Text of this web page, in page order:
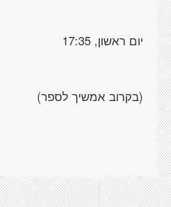
יום ראשון, 17:35
(בקרוב אמשיך לספר)